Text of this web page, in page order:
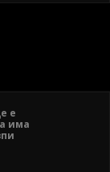
е
има